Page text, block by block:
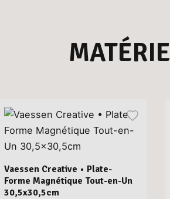
Vaessen Creative • Plate-
Forme Magnétique Tout-en-Un
30,5x30,5cm